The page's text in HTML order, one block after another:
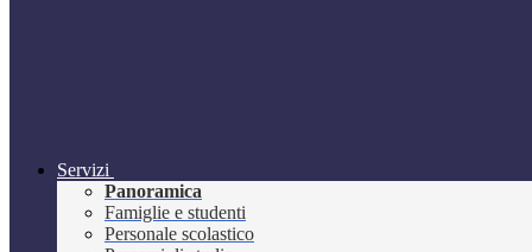
Servizi
Panoramica
Famiglie e studenti
Personale scolastico